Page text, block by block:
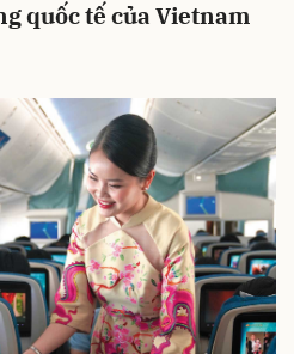
quốc tế của Vietnam